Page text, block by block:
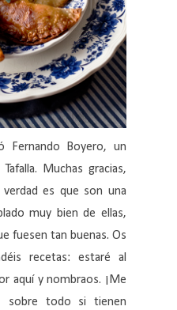
Fernando Boyero, un
Muchas gracias,
verdad es que son una
muy bien de ellas,
fuesen tan buenas. Os
recetas: estaré al
aquí y nombraos. ¡Me
sobre todo si tienen